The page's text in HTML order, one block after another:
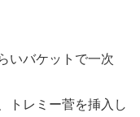
いバケットで一次
トレミー菅を挿入し